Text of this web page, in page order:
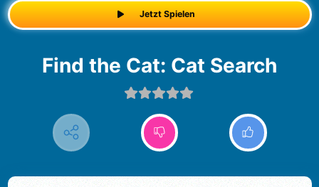
Jetzt Spielen
Find the Cat: Cat Search